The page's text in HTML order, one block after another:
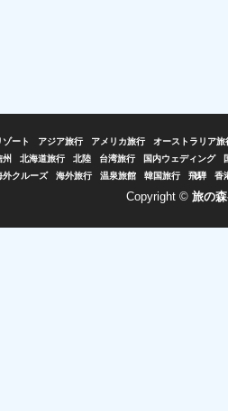
ゾート アジア旅行 アメリカ旅行
オーストラリア旅
州 北海道旅行 北陸 台湾旅行 国内ウェディング
外クルーズ 海外旅行 温泉旅館 韓国旅行 飛騨 香
Copyright © 旅の